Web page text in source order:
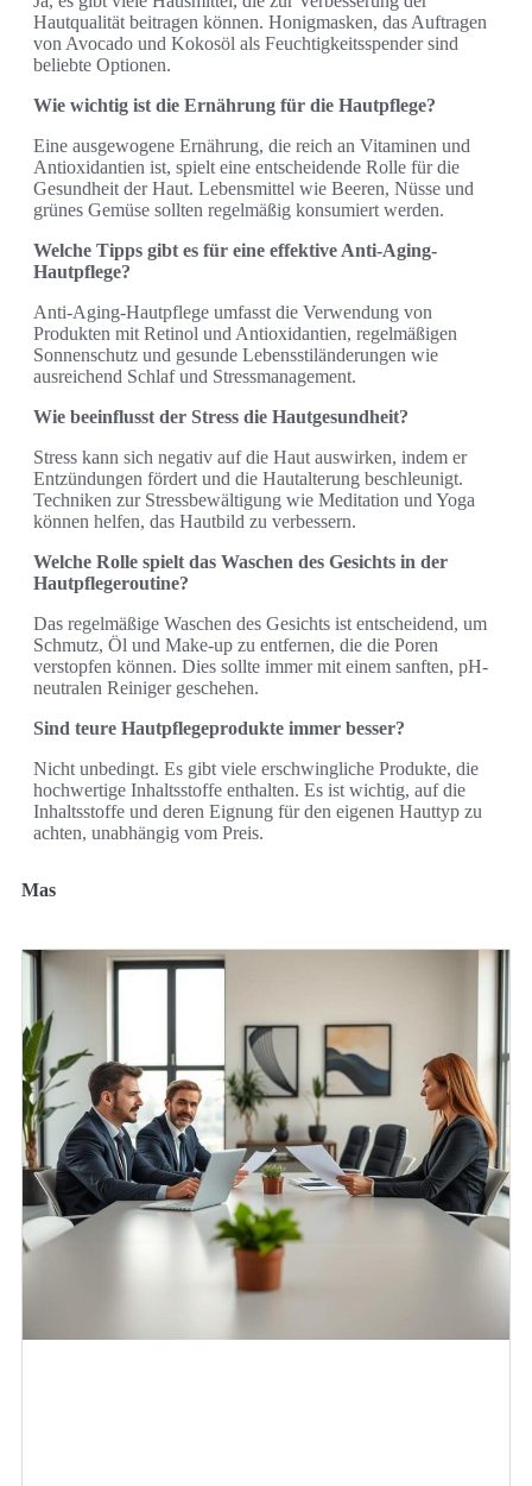
Hautqualität beitragen können. Honigmasken, das Auftragen
von Avocado und Kokosöl als Feuchtigkeitsspender sind
beliebte Optionen.
Wie wichtig ist die Ernährung für die Hautpflege?
Eine ausgewogene Ernährung, die reich an Vitaminen und
Antioxidantien ist, spielt eine entscheidende Rolle für die
Gesundheit der Haut. Lebensmittel wie Beeren, Nüsse und
grünes Gemüse sollten regelmäßig konsumiert werden.
Welche Tipps gibt es für eine effektive Anti-Aging-
Hautpflege?
Anti-Aging-Hautpflege umfasst die Verwendung von
Produkten mit Retinol und Antioxidantien, regelmäßigen
Sonnenschutz und gesunde Lebensstiländerungen wie
ausreichend Schlaf und Stressmanagement.
Wie beeinflusst der Stress die Hautgesundheit?
Stress kann sich negativ auf die Haut auswirken, indem er
Entzündungen fördert und die Hautalterung beschleunigt.
Techniken zur Stressbewältigung wie Meditation und Yoga
können helfen, das Hautbild zu verbessern.
Welche Rolle spielt das Waschen des Gesichts in der
Hautpflegeroutine?
Das regelmäßige Waschen des Gesichts ist entscheidend, um
Schmutz, Öl und Make-up zu entfernen, die die Poren
verstopfen können. Dies sollte immer mit einem sanften, pH-
neutralen Reiniger geschehen.
Sind teure Hautpflegeprodukte immer besser?
Nicht unbedingt. Es gibt viele erschwingliche Produkte, die
hochwertige Inhaltsstoffe enthalten. Es ist wichtig, auf die
Inhaltsstoffe und deren Eignung für den eigenen Hauttyp zu
achten, unabhängig vom Preis.
Mas